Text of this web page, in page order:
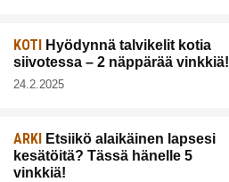
KOTI Hyödynnä talvikelit kotia
siivotessa – 2 näppärää vinkkiä!
24.2.2025
ARKI Etsiikö alaikäinen lapsesi
kesätöitä? Tässä hänelle 5
vinkkiä!